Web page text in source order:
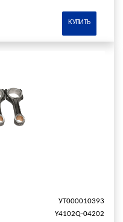
КУПИТЬ
УТ000010393
Y4102Q-04202